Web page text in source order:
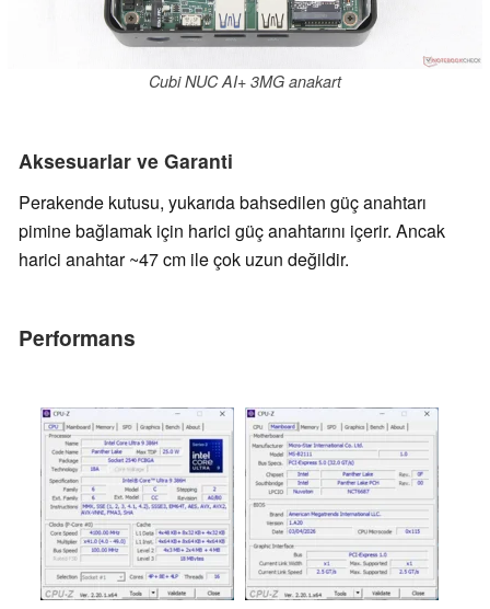
Cubi NUC AI+ 3MG anakart
Aksesuarlar ve Garanti
Perakende kutusu, yukarıda bahsedilen güç anahtarı
pimine bağlamak için harici güç anahtarını içerir. Ancak
harici anahtar ~47 cm ile çok uzun değildir.
Performans